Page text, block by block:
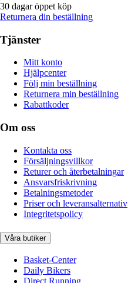
30 dagar öppet köp
Returnera din beställning
Tjänster
Mitt konto
Hjälpcenter
Följ min beställning
Returnera min beställning
Rabattkoder
Om oss
Kontakta oss
Försäljningsvillkor
Returer och återbetalningar
Ansvarsfriskrivning
Betalningsmetoder
Priser och leveransalternativ
Integritetspolicy
Våra butiker
Basket-Center
Daily Bikers